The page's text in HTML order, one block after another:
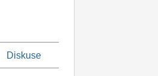
Diskuse